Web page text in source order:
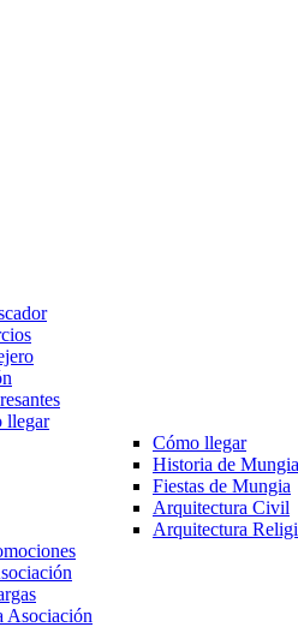
llegar
Cómo llegar
Historia de Mungia
Fiestas de Mungia
Arquitectura Civil
Arquitectura
Asociación